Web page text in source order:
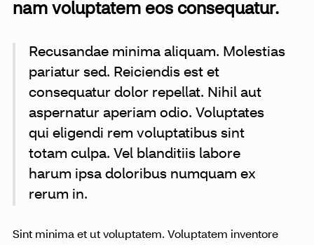
nam voluptatem eos consequatur.
Recusandae minima aliquam. Molestias
pariatur sed. Reiciendis est et
consequatur dolor repellat. Nihil aut
aspernatur aperiam odio. Voluptates
qui eligendi rem voluptatibus sint
totam culpa. Vel blanditiis labore
harum ipsa doloribus numquam ex
rerum in.
Sint minima et ut voluptatem. Voluptatem inventore